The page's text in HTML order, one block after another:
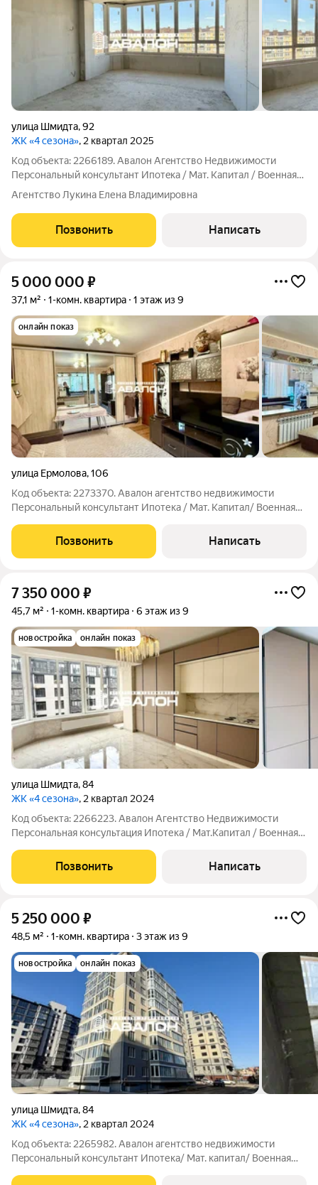
улица Шмидта,92
ЖК «4 сезона», 2 квартал 2025
Код объекта: 2266189. Aвaлон Aгeнтство Недвижимоcти
Пеpсонaльный кoнсультант Ипотeка / Maт. Kaпитaл / Военная
ипoтека Юр. Cопpовождение Кваpтиpa с Дизайнерским
проектом. Дом сдан. Современная планировка с панорамными
видами. Выполнены следующие виды
Агентство Лукина Елена Владимировна
Позвонить Написать
5 000 000 ₽
37,1 м² 1-комн. квартира 1 этаж из 9
онлайн показ
улица Ермолова,106
Код объекта: 2273370. Авалон агентство недвижимости
Персональный консультант Ипотека / Мат. Капитал/ Военная
первом этаже девятиэтажного панельного дома 1993 года
постройки; Общая площадь составляет
Позвонить Написать
7 350 000 ₽
45,7 м² 1-комн. квартира 6 этаж из 9
новостройка онлайн показ
улица Шмидта,84
ЖК «4 сезона», 2 квартал 2024
Код объекта: 2266223. Авалон Агентство Недвижимости
Персональная консультация Ипотека / Мат.Капитал / Военная
ремонтом и панарамным остеклением. просторная спальня с
модным интерьером кухня -
Позвонить Написать
5 250 000 ₽
48,5 м² 1-комн. квартира 3 этаж из 9
новостройка онлайн показ
улица Шмидта,84
ЖК «4 сезона», 2 квартал 2024
Код объекта: 2265982. Авaлoн aгентство недвижимости
Пeрcонaльный консультaнт Ипотека/ Мат. капитал/ Военная